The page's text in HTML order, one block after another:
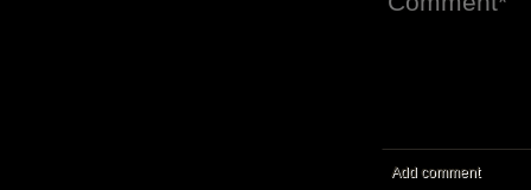
Add comment